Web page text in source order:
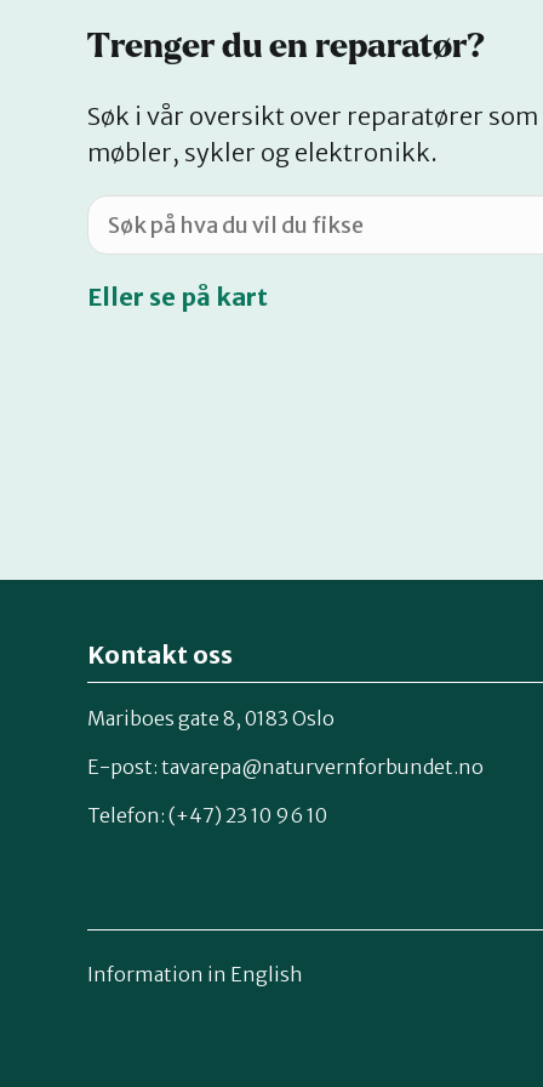
Trenger du en reparatør?
Søk i vår oversikt over reparatører
møbler, sykler og elektronikk.
Eller se på kart
Kontakt oss
Mariboes gate 8, 0183 Oslo
E-post: tavarepa@naturvernforbundet.no
Telefon: (+47) 23 10 96 10
Information in English